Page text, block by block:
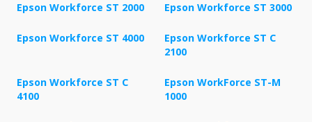
Epson Workforce ST 2000 Epson Workforce ST 3000
Epson Workforce ST 4000
Epson Workforce ST C
2100
Epson Workforce ST C
4100
Epson WorkForce ST-M
1000